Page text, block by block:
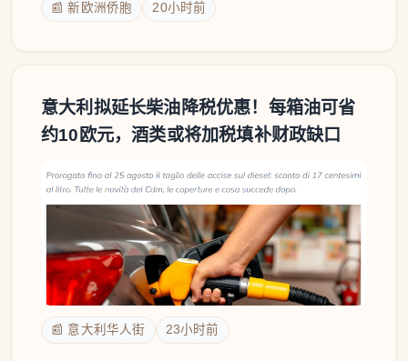
📰 新欧洲侨胞 20小时前
意大利拟延长柴油降税优惠！每箱油可省
约10欧元，酒类或将加税填补财政缺口
📰 意大利华人街 23小时前